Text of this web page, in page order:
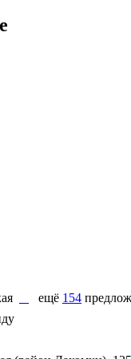
ещё 154